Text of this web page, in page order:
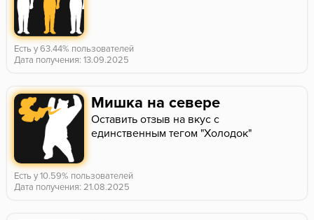
Есть у 63.44% пользователей
Дата получения: 13.09.2025
Мишка на севере
Оставить отзыв на вкус с
единственным тегом "Холодок"
Есть у 10.59% пользователей
Дата получения: 21.08.2025